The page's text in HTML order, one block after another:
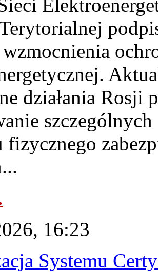
wzmocnienia
działania Rosji
fizycznego
16:23
Systemu